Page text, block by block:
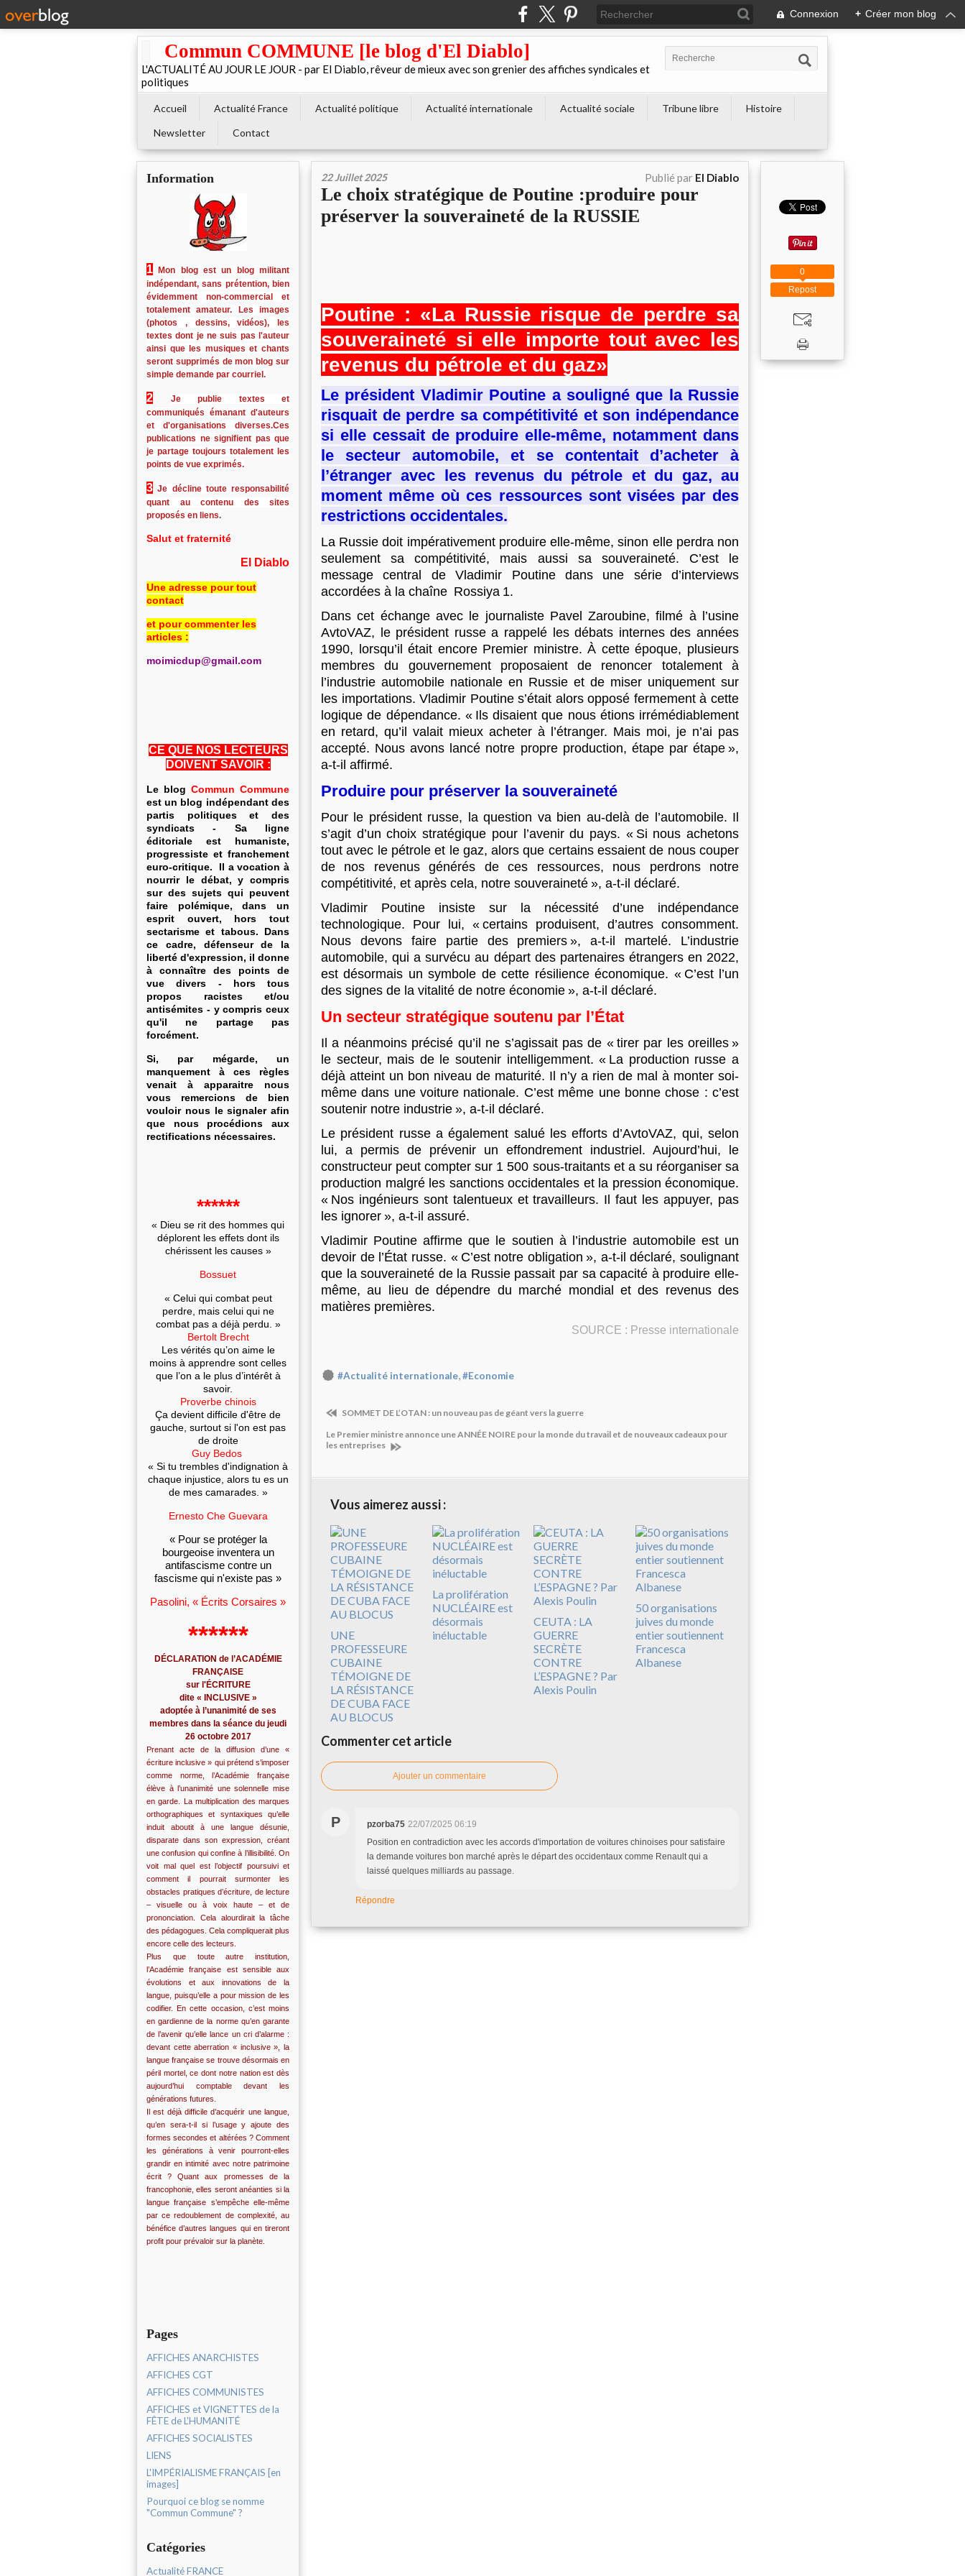
Connexion + Créer mon blog
Commun COMMUNE [le blog d'El Diablo]
L'ACTUALITÉ AU JOUR LE JOUR - par El Diablo, rêveur de mieux avec son grenier des affiches syndicales et
politiques
Accueil Actualité France Actualité politique Actualité internationale Actualité sociale Tribune libre
Histoire
Newsletter
Contact
Information
1
Mon blog est un blog militant
indépendant, sans prétention, bien
évidemment non-commercial et
totalement amateur. Les images
(photos , dessins, vidéos), les
textes dont je ne suis pas l'auteur
ainsi que les musiques et chants
seront supprimés de mon blog sur
simple demande par courriel.
2
Je publie textes et
communiqués émanant d'auteurs
et d'organisations diverses.Ces
publications ne signifient pas que
je partage toujours totalement les
points de vue exprimés.
3 Je décline toute responsabilité
quant au contenu des sites
proposés en liens.
Salut et fraternité
El Diablo
Une adresse pour tout
contact
et pour commenter les
articles :
moimicdup@gmail.com
CE QUE NOS LECTEURS
DOIVENT SAVOIR :
Le blog Commun Commune
est un blog indépendant des
partis politiques et des
syndicats - Sa ligne
éditoriale est humaniste,
progressiste et franchement
euro-critique. Il a vocation à
nourrir le débat, y compris
sur des sujets qui peuvent
faire polémique, dans un
esprit ouvert, hors tout
sectarisme et tabous. Dans
ce cadre, défenseur de la
liberté d'expression, il donne
à connaître des points de
vue divers - hors tous
propos racistes et/ou
antisémites - y compris ceux
qu'il ne partage pas
forcément.
Si, par mégarde, un
manquement à ces règles
venait à apparaitre nous
vous remercions de bien
vouloir nous le signaler afin
que nous procédions aux
rectifications nécessaires.
******
« Dieu se rit des hommes qui
déplorent les effets dont ils
chérissent les causes »
Bossuet
« Celui qui combat peut
perdre, mais celui qui ne
combat pas a déjà perdu. »
Bertolt Brecht
Les vérités qu’on aime le
moins à apprendre sont celles
que l’on a le plus d’intérêt à
savoir.
Proverbe chinois
Ça devient difficile d'être de
gauche, surtout si l'on est pas
de droite
Guy Bedos
« Si tu trembles d'indignation à
chaque injustice, alors tu es un
de mes camarades. »
Ernesto Che Guevara
« Pour se protéger la
bourgeoise inventera un
antifascisme contre un
fascisme qui n'existe pas »
Pasolini, « Écrits Corsaires »
******
DÉCLARATION de l’ACADÉMIE
FRANÇAISE
sur l'ÉCRITURE
dite « INCLUSIVE »
adoptée à l’unanimité de ses
membres dans la séance du jeudi
26 octobre 2017
Prenant acte de la diffusion d’une «
écriture inclusive » qui prétend s’imposer
comme norme, l’Académie française
élève à l’unanimité une solennelle mise
en garde. La multiplication des marques
orthographiques et syntaxiques qu’elle
induit aboutit à une langue désunie,
disparate dans son expression, créant
une confusion qui confine à l’illisibilité. On
voit mal quel est l’objectif poursuivi et
comment il pourrait surmonter les
obstacles pratiques d’écriture, de lecture
– visuelle ou à voix haute – et de
prononciation. Cela alourdirait la tâche
des pédagogues. Cela compliquerait plus
encore celle des lecteurs.
Plus que toute autre institution,
l’Académie française est sensible aux
évolutions et aux innovations de la
langue, puisqu’elle a pour mission de les
codifier. En cette occasion, c’est moins
en gardienne de la norme qu’en garante
de l’avenir qu’elle lance un cri d’alarme :
devant cette aberration « inclusive », la
langue française se trouve désormais en
péril mortel, ce dont notre nation est dès
aujourd’hui comptable devant les
générations futures.
Il est déjà difficile d’acquérir une langue,
qu’en sera-t-il si l’usage y ajoute des
formes secondes et altérées ? Comment
les générations à venir pourront-elles
grandir en intimité avec notre patrimoine
écrit ? Quant aux promesses de la
francophonie, elles seront anéanties si la
langue française s’empêche elle-même
par ce redoublement de complexité, au
bénéfice d’autres langues qui en tireront
profit pour prévaloir sur la planète.
Pages
AFFICHES ANARCHISTES
AFFICHES CGT
AFFICHES COMMUNISTES
AFFICHES et VIGNETTES de la
FÊTE de L'HUMANITÉ
AFFICHES SOCIALISTES
LIENS
L'IMPÉRIALISME FRANÇAIS [en
images]
Pourquoi ce blog se nomme
"Commun Commune" ?
Catégories
Actualité FRANCE
22 Juillet 2025 Publié par El Diablo
Le choix stratégique de Poutine :produire pour
préserver la souveraineté de la RUSSIE
Poutine : «La Russie risque de perdre sa
souveraineté si elle importe tout avec les
revenus du pétrole et du gaz»
Le président Vladimir Poutine a souligné que la Russie
risquait de perdre sa compétitivité et son indépendance
si elle cessait de produire elle-même, notamment dans
le secteur automobile, et se contentait d’acheter à
l’étranger avec les revenus du pétrole et du gaz, au
moment même où ces ressources sont visées par des
restrictions occidentales.
La Russie doit impérativement produire elle-même, sinon elle perdra non
seulement sa compétitivité, mais aussi sa souveraineté. C’est le
message central de Vladimir Poutine dans une série d’interviews
accordées à la chaîne Rossiya 1.
Dans cet échange avec le journaliste Pavel Zaroubine, filmé à l’usine
AvtoVAZ, le président russe a rappelé les débats internes des années
1990, lorsqu’il était encore Premier ministre. À cette époque, plusieurs
membres du gouvernement proposaient de renoncer totalement à
l’industrie automobile nationale en Russie et de miser uniquement sur
les importations. Vladimir Poutine s’était alors opposé fermement à cette
logique de dépendance. « Ils disaient que nous étions irrémédiablement
en retard, qu’il valait mieux acheter à l’étranger. Mais moi, je n’ai pas
accepté. Nous avons lancé notre propre production, étape par étape »,
a-t-il affirmé.
Produire pour préserver la souveraineté
Pour le président russe, la question va bien au-delà de l’automobile. Il
s’agit d’un choix stratégique pour l’avenir du pays. « Si nous achetons
tout avec le pétrole et le gaz, alors que certains essaient de nous couper
de nos revenus générés de ces ressources, nous perdrons notre
compétitivité, et après cela, notre souveraineté », a-t-il déclaré.
Vladimir Poutine insiste sur la nécessité d’une indépendance
technologique. Pour lui, « certains produisent, d’autres consomment.
Nous devons faire partie des premiers », a-t-il martelé. L’industrie
automobile, qui a survécu au départ des partenaires étrangers en 2022,
est désormais un symbole de cette résilience économique. « C’est l’un
des signes de la vitalité de notre économie », a-t-il déclaré.
Un secteur stratégique soutenu par l’État
Il a néanmoins précisé qu’il ne s’agissait pas de « tirer par les oreilles »
le secteur, mais de le soutenir intelligemment. « La production russe a
déjà atteint un bon niveau de maturité. Il n’y a rien de mal à monter soi-
même dans une voiture nationale. C’est même une bonne chose : c’est
soutenir notre industrie », a-t-il déclaré.
Le président russe a également salué les efforts d’AvtoVAZ, qui, selon
lui, a permis de prévenir un effondrement industriel. Aujourd’hui, le
constructeur peut compter sur 1 500 sous-traitants et a su réorganiser sa
production malgré les sanctions occidentales et la pression économique.
« Nos ingénieurs sont talentueux et travailleurs. Il faut les appuyer, pas
les ignorer », a-t-il assuré.
Vladimir Poutine affirme que le soutien à l’industrie automobile est un
devoir de l’État russe. « C’est notre obligation », a-t-il déclaré, soulignant
que la souveraineté de la Russie passait par sa capacité à produire elle-
même, au lieu de dépendre du marché mondial et des revenus des
matières premières.
SOURCE : Presse internationale
#Actualité internationale,#Economie
SOMMET DE L’OTAN : un nouveau pas de géant vers la guerre
Le Premier ministre annonce une ANNÉE NOIRE pour la monde du travail et de nouveaux cadeaux pour
les entreprises
Vous aimerez aussi :
UNE
PROFESSEURE
CUBAINE
TÉMOIGNE DE
LA RÉSISTANCE
DE CUBA FACE
AU BLOCUS
La prolifération
NUCLÉAIRE est
désormais
inéluctable
CEUTA : LA
GUERRE
SECRÈTE
CONTRE
L’ESPAGNE ? Par
Alexis Poulin
50 organisations
juives du monde
entier soutiennent
Francesca
Albanese
Commenter cet article
Ajouter un commentaire
P pzorba75 22/07/2025 06:19
Position en contradiction avec les accords d'importation de voitures chinoises pour satisfaire
la demande voitures bon marché après le départ des occidentaux comme Renault qui a
laissé quelques milliards au passage.
Répondre
Repost
0